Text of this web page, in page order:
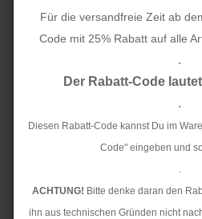
Für die versandfreie Zeit ab
Code mit 25% Rabatt auf alle
.
Der Rabatt-Code
.
Diesen Rabatt-Code kannst Du im
Code" eingeben und
.
ACHTUNG! Bitte denke daran den
ihn aus technischen Gründen nicht